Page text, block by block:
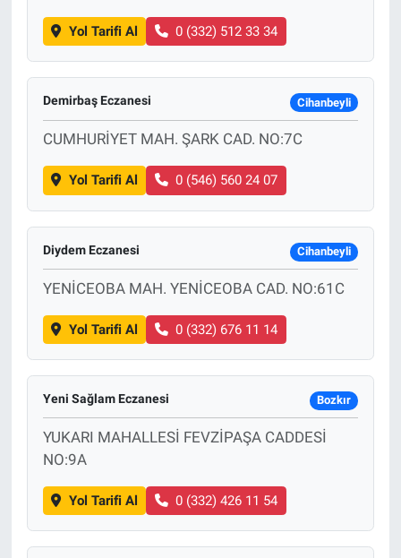
Yol Tarifi Al 0 (332) 512 33 34
Demirbaş Eczanesi Cihanbeyli
CUMHURİYET MAH. ŞARK CAD. NO:7C
Yol Tarifi Al 0 (546) 560 24 07
Diydem Eczanesi Cihanbeyli
YENİCEOBA MAH. YENİCEOBA CAD. NO:61C
Yol Tarifi Al 0 (332) 676 11 14
Yeni Sağlam Eczanesi Bozkır
YUKARI MAHALLESİ FEVZİPAŞA CADDESİ
NO:9A
Yol Tarifi Al 0 (332) 426 11 54